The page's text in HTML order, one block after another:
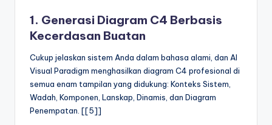
1. Generasi Diagram C4 Berbasis
Kecerdasan Buatan
Cukup jelaskan sistem Anda dalam bahasa alami, dan AI
Visual Paradigm menghasilkan diagram C4 profesional di
semua enam tampilan yang didukung: Konteks Sistem,
Wadah, Komponen, Lanskap, Dinamis, dan Diagram
Penempatan. [[5]]